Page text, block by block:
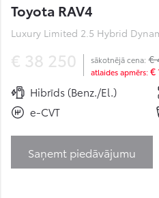
Toyota RAV4
€ 38 250 sākotnējā cena: €
atlaides apmērs: €
Hibrīds (Benz./El.)
e-CVT
Saņemt piedāvājumu